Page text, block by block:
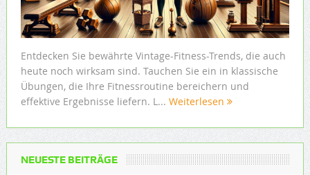
Entdecken Sie bewährte Vintage-Fitness-Trends, die auch
heute noch wirksam sind. Tauchen Sie ein in klassische
Übungen, die Ihre Fitnessroutine bereichern und
effektive Ergebnisse liefern. L... Weiterlesen
NEUESTE BEITRÄGE